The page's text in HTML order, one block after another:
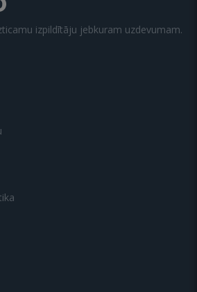
izpildītāju jebkuram uzdevumam.